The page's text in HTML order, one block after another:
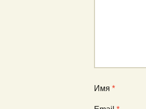
Имя *